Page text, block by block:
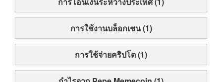
การใช้งานบล็อกเชน (1)
การใช้จ่ายคริปโต (1)